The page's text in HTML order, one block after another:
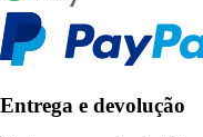
Entrega e devolução